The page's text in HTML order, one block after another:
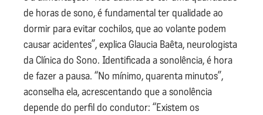
de horas de sono, é fundamental ter qualidade ao
dormir para evitar cochilos, que ao volante podem
causar acidentes”, explica Glaucia Baêta, neurologista
da Clínica do Sono. Identificada a sonolência, é hora
de fazer a pausa. “No mínimo, quarenta minutos”,
aconselha ela, acrescentando que a sonolência
depende do perfil do condutor: “Existem os